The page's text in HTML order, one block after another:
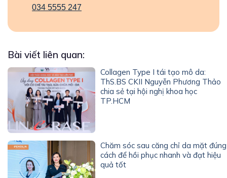
034 5555 247
Bài viết liên quan:
Collagen Type I tái tạo mô da:
ThS.BS CKII Nguyễn Phương Thảo
chia sẻ tại hội nghị khoa học
TP.HCM
Chăm sóc sau căng chỉ da mặt đúng
cách để hồi phục nhanh và đạt hiệu
quả tốt